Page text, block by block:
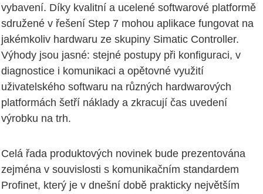
vybavení. Díky kvalitní a ucelené softwarové platformě
sdružené v řešení Step 7 mohou aplikace fungovat na
jakémkoliv hardwaru ze skupiny Simatic Controller.
Výhody jsou jasné: stejné postupy při konfiguraci, v
diagnostice i komunikaci a opětovné využití
uživatelského softwaru na různých hardwarových
platformách šetří náklady a zkracují čas uvedení
výrobku na trh.
Celá řada produktových novinek bude prezentována
zejména v souvislosti s komunikačním standardem
Profinet, který je v dnešní době prakticky největším